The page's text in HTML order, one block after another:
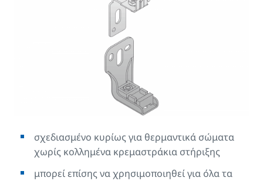
σχεδιασμένο κυρίως για θερμαντικά σώματα
χωρίς κολλημένα κρεμαστράκια στήριξης
μπορεί επίσης να χρησιμοποιηθεί για όλα τα